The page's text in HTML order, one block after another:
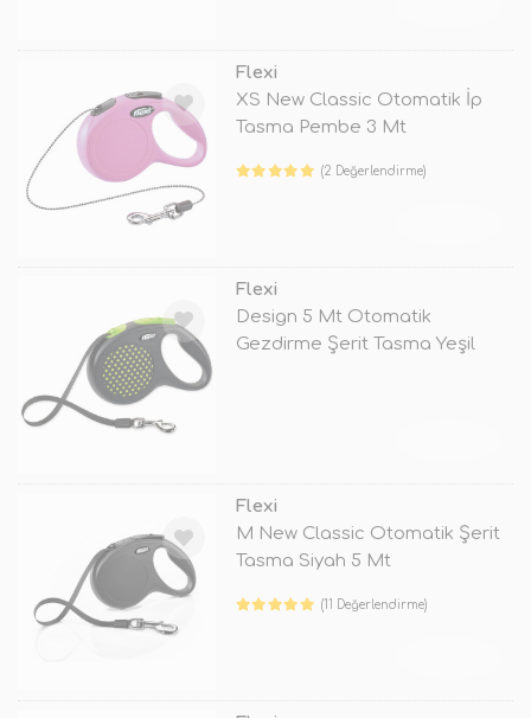
Flexi
XS New Classic Otomatik İp
Tasma Pembe 3 Mt
(2 Değerlendirme)
Flexi
Design 5 Mt Otomatik
Gezdirme Şerit Tasma Yeşil
Flexi
M New Classic Otomatik Şerit
Tasma Siyah 5 Mt
(11 Değerlendirme)